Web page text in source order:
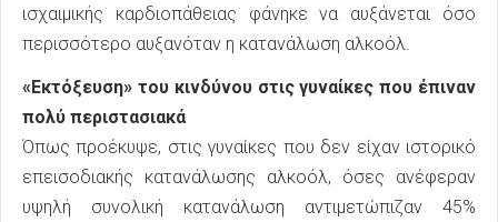
ισχαιμικής καρδιοπάθειας φάνηκε να αυξάνεται όσο
περισσότερο αυξανόταν η κατανάλωση αλκοόλ.
«Εκτόξευση» του κινδύνου στις γυναίκες που έπιναν
πολύ περιστασιακά
Όπως προέκυψε, στις γυναίκες που δεν είχαν ιστορικό
επεισοδιακής κατανάλωσης αλκοόλ, όσες ανέφεραν
υψηλή συνολική κατανάλωση αντιμετώπιζαν 45%